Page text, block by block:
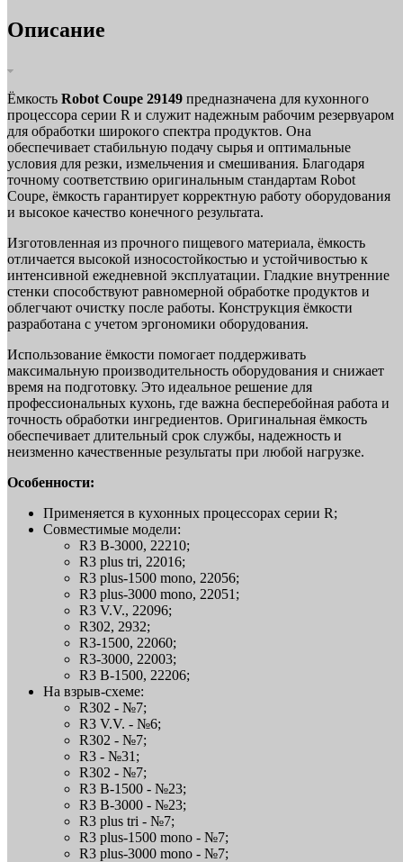
Описание
Ёмкость Robot Coupe 29149 предназначена для кухонного
процессора серии R и служит надежным рабочим резервуаром
для обработки широкого спектра продуктов. Она
обеспечивает стабильную подачу сырья и оптимальные
условия для резки, измельчения и смешивания. Благодаря
точному соответствию оригинальным стандартам Robot
Coupe, ёмкость гарантирует корректную работу оборудования
и высокое качество конечного результата.
Изготовленная из прочного пищевого материала, ёмкость
отличается высокой износостойкостью и устойчивостью к
интенсивной ежедневной эксплуатации. Гладкие внутренние
стенки способствуют равномерной обработке продуктов и
облегчают очистку после работы. Конструкция ёмкости
разработана с учетом эргономики оборудования.
Использование ёмкости помогает поддерживать
максимальную производительность оборудования и снижает
время на подготовку. Это идеальное решение для
профессиональных кухонь, где важна бесперебойная работа и
точность обработки ингредиентов. Оригинальная ёмкость
обеспечивает длительный срок службы, надежность и
неизменно качественные результаты при любой нагрузке.
Особенности:
Применяется в кухонных процессорах серии R;
Совместимые модели:
R3 B-3000, 22210;
R3 plus tri, 22016;
R3 plus-1500 mono, 22056;
R3 plus-3000 mono, 22051;
R3 V.V., 22096;
R302, 2932;
R3-1500, 22060;
R3-3000, 22003;
R3 B-1500, 22206;
На взрыв-схеме:
R302 - №7;
R3 V.V. - №6;
R302 - №7;
R3 - №31;
R302 - №7;
R3 B-1500 - №23;
R3 B-3000 - №23;
R3 plus tri - №7;
R3 plus-1500 mono - №7;
R3 plus-3000 mono - №7;